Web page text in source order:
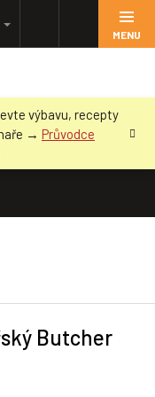
výbavu, recepty
→ Průvodce
Butcher